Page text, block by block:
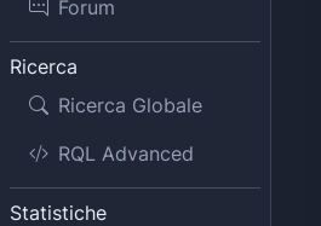
Forum
Ricerca
Ricerca Globale
RQL Advanced
Statistiche